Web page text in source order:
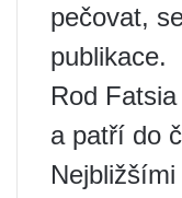
pečovat,
publikace.
Rod
a patří do